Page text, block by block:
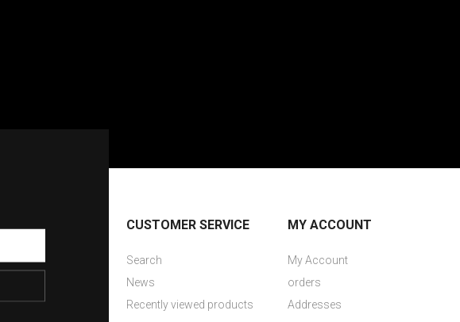
CUSTOMER SERVICE
Search
News
Recently viewed products
MY ACCOUNT
My Account
orders
Addresses